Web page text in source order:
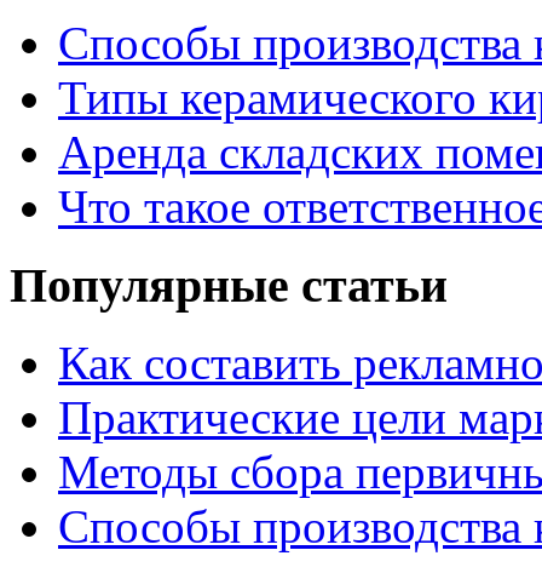
Способы производства
Типы керамического
Аренда складских
Что такое
Популярные статьи
Как составить
Практические цели
Методы сбора
Способы производства